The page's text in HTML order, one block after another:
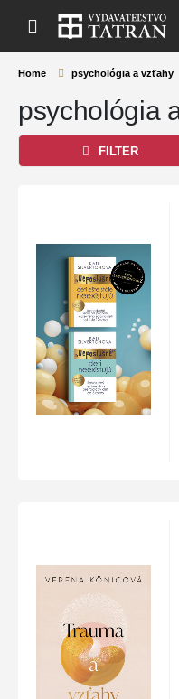
Home psychológia a vzťahy
psychológia
FILTER